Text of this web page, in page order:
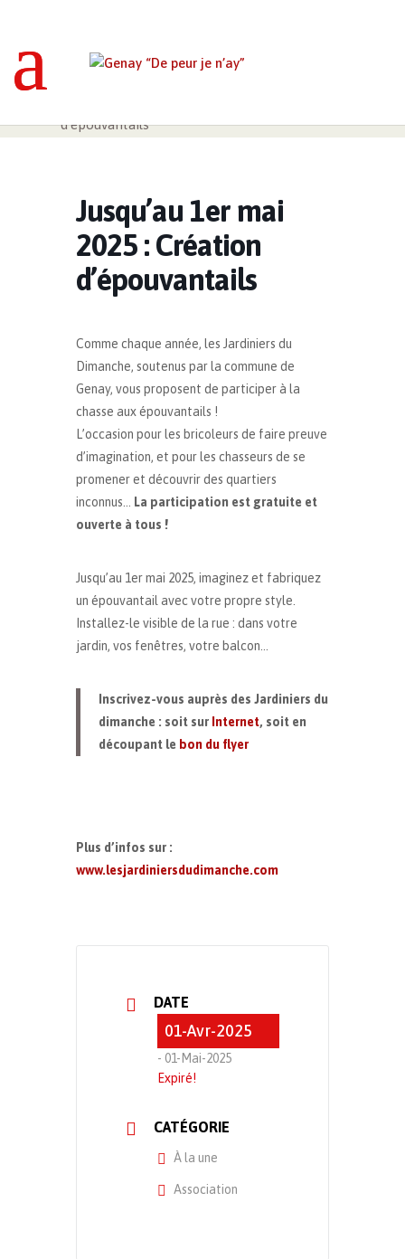
d’épouvantails
Jusqu’au 1er mai
2025 : Création
d’épouvantails
Comme chaque année, les Jardiniers du
Dimanche, soutenus par la commune de
Genay, vous proposent de participer à la
chasse aux épouvantails !
L’occasion pour les bricoleurs de faire preuve
d’imagination, et pour les chasseurs de se
promener et découvrir des quartiers
inconnus…
La participation est gratuite et
ouverte à tous !
Jusqu’au 1er mai 2025, imaginez et fabriquez
un épouvantail avec votre propre style.
Installez-le visible de la rue : dans votre
jardin, vos fenêtres, votre balcon…
Inscrivez-vous auprès des Jardiniers du
dimanche : soit sur Internet, soit en
découpant le bon du flyer
Plus d’infos sur :
www.lesjardiniersdudimanche.com
DATE
01-Avr-2025
- 01-Mai-2025
Expiré!
CATÉGORIE
À la une
Association